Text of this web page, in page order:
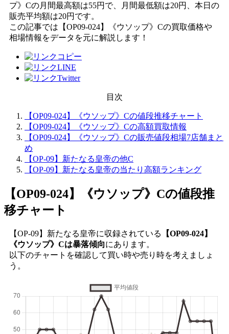
プ》Cの月間最高額は55円で、月間最低額は20円、本日の
販売平均額は20円です。
この記事では【OP09-024】《ウソップ》Cの買取価格や
相場情報をデータを元に解説します！
目次
【OP09-024】《ウソップ》Cの値段推移チャート
【OP09-024】《ウソップ》Cの高額買取情報
【OP09-024】《ウソップ》Cの販売値段相場7店舗まと
め
【OP-09】新たなる皇帝の他C
【OP-09】新たなる皇帝の当たり高額ランキング
【OP09-024】《ウソップ》Cの値段推
移チャート
【OP-09】新たなる皇帝に収録されている
【OP09-024】
《ウソップ》Cは暴落傾向にあります。
以下のチャートを確認して買い時や売り時を考えましょ
う。